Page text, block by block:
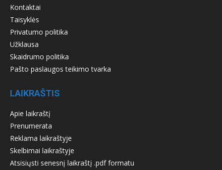
Kontaktai
Taisyklės
Privatumo politika
Užklausa
Skaidrumo politika
Pašto paslaugos teikimo tvarka
LAIKRAŠTIS
Apie laikraštį
Prenumerata
Reklama laikraštyje
Skelbimai laikraštyje
Atsisiųsti senesnį laikraštį .pdf formatu